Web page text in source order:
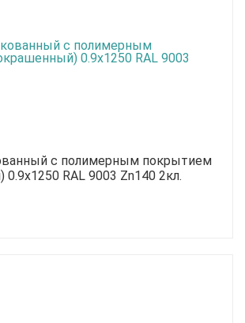
с полимерным покрытием
RAL 9003 Zn140 2кл.